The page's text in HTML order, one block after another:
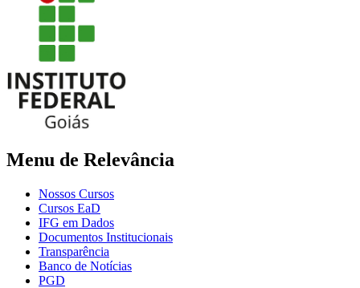
Menu de Relevância
Nossos Cursos
Cursos EaD
IFG em Dados
Documentos Institucionais
Transparência
Banco de Notícias
PGD